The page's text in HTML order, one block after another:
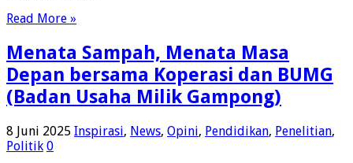
Read More »
Menata Sampah, Menata Masa
Depan bersama Koperasi dan BUMG
(Badan Usaha Milik Gampong)
8 Juni 2025 Inspirasi, News, Opini, Pendidikan, Penelitian,
Politik 0